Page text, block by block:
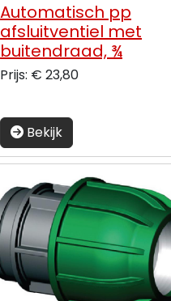
Automatisch pp
afsluitventiel met
buitendraad, ¾
Prijs: € 23,80
Bekijk